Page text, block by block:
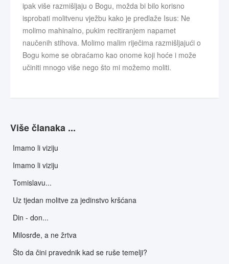
ipak više razmišljaju o Bogu, možda bi bilo korisno
isprobati molitvenu vježbu kako je predlaže Isus: Ne
molimo mahinalno, pukim recitiranjem napamet
naučenih stihova. Molimo malim riječima razmišljajući o
Bogu kome se obraćamo kao onome koji hoće i može
učiniti mnogo više nego što mi možemo moliti.
Više članaka ...
Imamo li viziju
Imamo li viziju
Tomislavu...
Uz tjedan molitve za jedinstvo kršćana
Din - don...
Milosrđe, a ne žrtva
Što da čini pravednik kad se ruše temelji?